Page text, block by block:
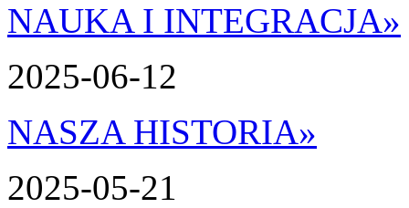
NAUKA I INTEGRACJA»
2025-06-12
NASZA HISTORIA»
2025-05-21